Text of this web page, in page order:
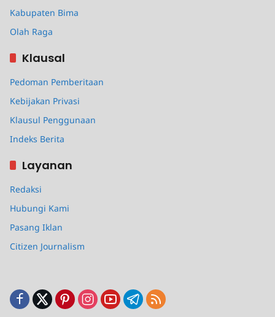
Kabupaten Bima
Olah Raga
Klausal
Pedoman Pemberitaan
Kebijakan Privasi
Klausul Penggunaan
Indeks Berita
Layanan
Redaksi
Hubungi Kami
Pasang Iklan
Citizen Journalism